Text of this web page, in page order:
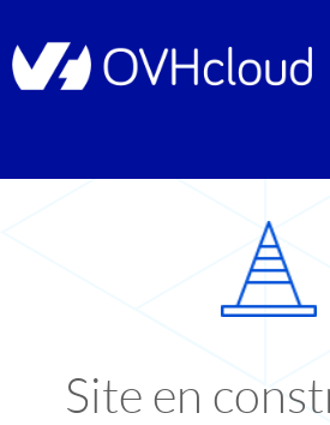
Site en